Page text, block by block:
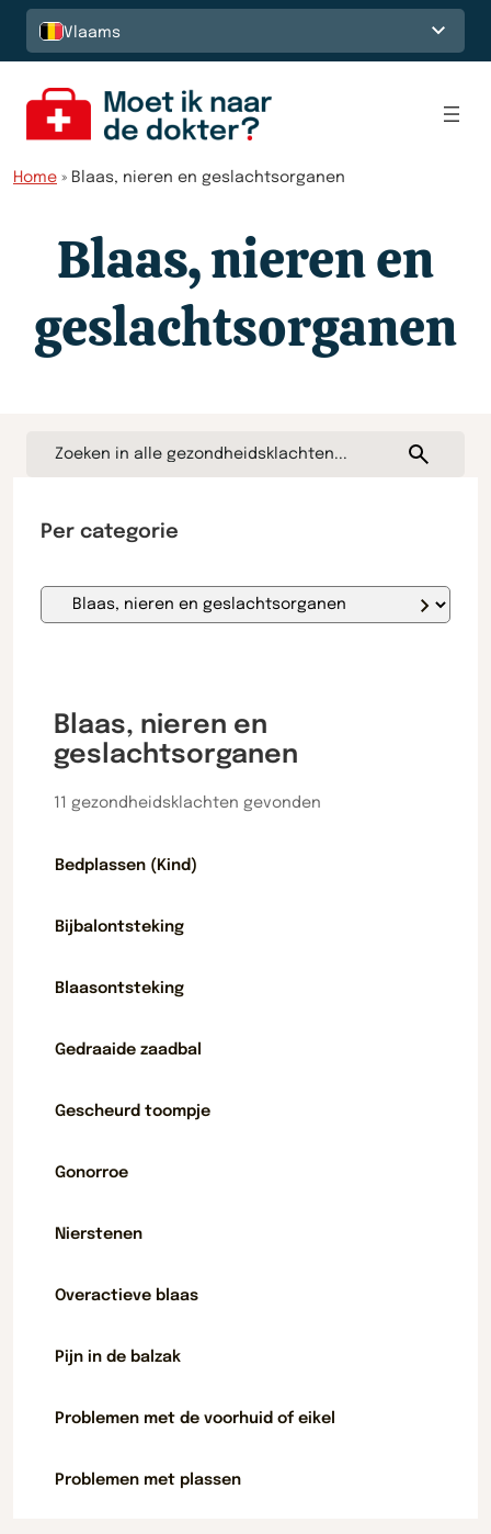
Spring naar de inhoud
Vlaams
Home » Blaas, nieren en geslachtsorganen
Blaas, nieren en
geslachtsorganen
Vind
Vind
uw
Per categorie
Blaas, nieren en
geslachtsorganen
11 gezondheidsklachten gevonden
Bedplassen (Kind)
Bijbalontsteking
Blaasontsteking
Gedraaide zaadbal
Gescheurd toompje
Gonorroe
Nierstenen
Overactieve blaas
Pijn in de balzak
Problemen met de voorhuid of eikel
Problemen met plassen